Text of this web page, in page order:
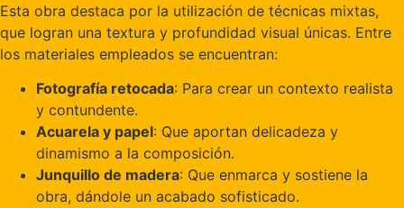
Esta obra destaca por la utilización de técnicas mixtas,
que logran una textura y profundidad visual únicas. Entre
los materiales empleados se encuentran:
Fotografía retocada: Para crear un contexto realista
y contundente.
Acuarela y papel: Que aportan delicadeza y
dinamismo a la composición.
Junquillo de madera: Que enmarca y sostiene la
obra, dándole un acabado sofisticado.